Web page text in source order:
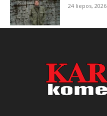
24 liepos, 2026